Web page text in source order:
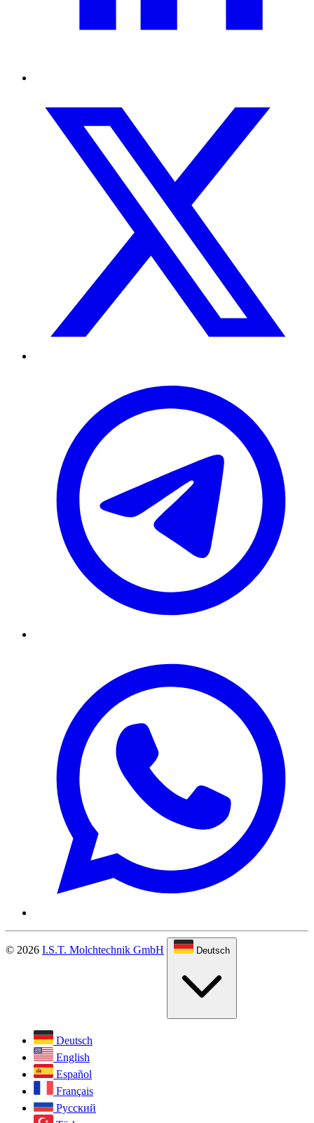
© 2026 I.S.T. Molchtechnik GmbH Deutsch
Deutsch
English
Español
Français
Русский